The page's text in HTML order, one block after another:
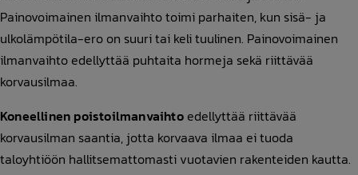
Painovoimainen ilmanvaihto toimi parhaiten, kun sisä- ja
ulkolämpötila-ero on suuri tai keli tuulinen. Painovoimainen
ilmanvaihto edellyttää puhtaita hormeja sekä riittävää
korvausilmaa.
Koneellinen poistoilmanvaihtoedellyttää riittävää
korvausilman saantia, jotta korvaava ilmaa ei tuoda
taloyhtiöön hallitsemattomasti vuotavien rakenteiden kautta.